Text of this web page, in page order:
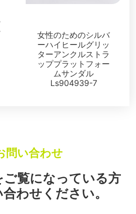
女性のためのシルバ
ーハイヒールグリッ
ターアンクルストラ
ッププラットフォー
ムサンダル
Ls904939-7
問い合わせ
覧になっている方
わせください。